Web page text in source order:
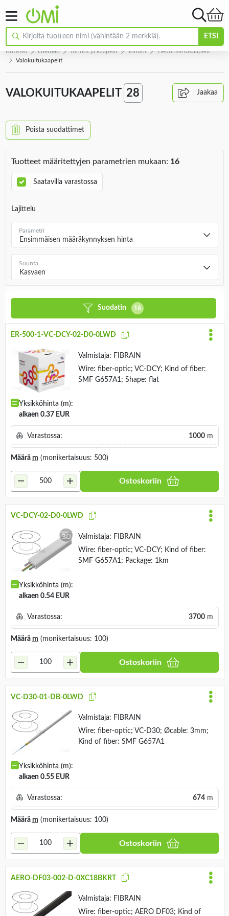
ETSI
Kotisivu Luettelo Johdot ja kaapelit Johdot
Tiedonsiirtokaapelit
Valokuitukaapelit
VALOKUITUKAAPELIT 28 Jaakaa
Poista suodattimet
Tuotteet määritettyjen parametrien mukaan: 16
Saatavilla varastossa
Lajittelu
Ensimmäisen määräkynnyksen hinta
Parametri
Kasvaen
Suunta
Suodatin 16
ER-500-1-VC-DCY-02-D0-0LWD
Valmistaja: FIBRAIN
Wire: fiber-optic; VC-DCY; Kind of fiber:
SMF G657A1; Shape: flat
Yksikköhinta (m):
alkaen 0.37 EUR
Varastossa: 1000m
Määrä m (monikertaisuus: 500)
Ostoskoriin
VC-DCY-02-D0-0LWD
Valmistaja: FIBRAIN
Wire: fiber-optic; VC-DCY; Kind of fiber:
SMF G657A1; Package: 1km
Yksikköhinta (m):
alkaen 0.54 EUR
Varastossa: 3700m
Määrä m (monikertaisuus: 100)
Ostoskoriin
VC-D30-01-DB-0LWD
Valmistaja: FIBRAIN
Wire: fiber-optic; VC-D30; Øcable: 3mm;
Kind of fiber: SMF G657A1
Yksikköhinta (m):
alkaen 0.55 EUR
Varastossa: 674m
Määrä m (monikertaisuus: 100)
Ostoskoriin
AERO-DF03-002-D-0XC18BKRT
Valmistaja: FIBRAIN
Wire: fiber-optic; AERO DF03; Kind of